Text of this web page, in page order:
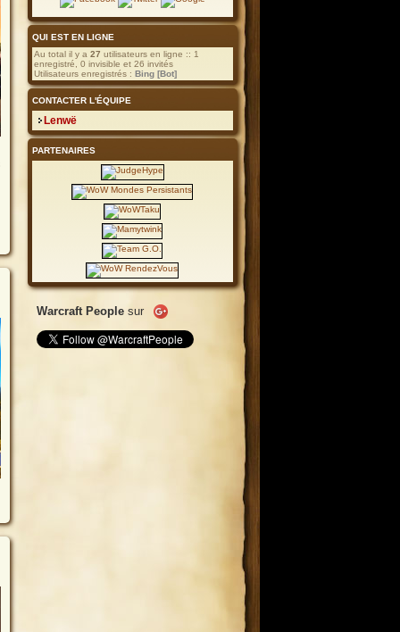
guilde
QUI EST EN LIGNE
Au total il y a 27 utilisateurs en ligne :: 1
enregistré, 0 invisible et 26 invités
Utilisateurs enregistrés : Bing [Bot]
CONTACTER L'ÉQUIPE
Lenwë
PARTENAIRES
Warcraft People sur